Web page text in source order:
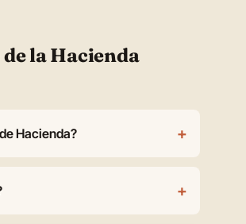
la Hacienda
Hacienda? +
+